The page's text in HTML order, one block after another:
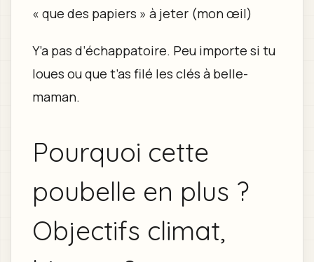
« que des papiers » à jeter (mon œil)
Y’a pas d’échappatoire. Peu importe si tu
loues ou que t’as filé les clés à belle-
maman.
Pourquoi cette
poubelle en plus ?
Objectifs climat,